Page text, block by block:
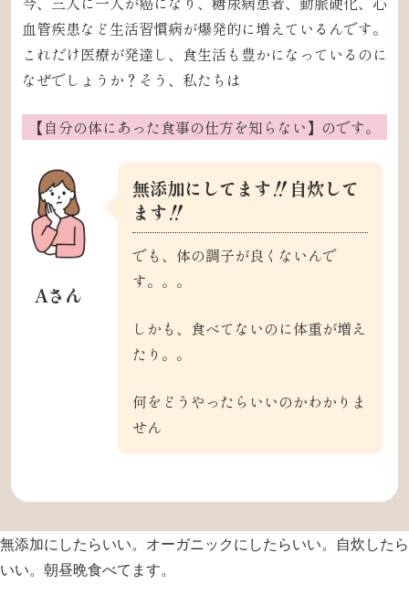
血管疾患など生活習慣病が爆発的に増えているんです。
これだけ医療が発達し、 食生活も豊かになっているのに
なぜでしょうか？ そう、私たちは
【自分の体にあった食事の仕方を知らない】のです。
Aさん
無添加にしてます‼️自炊して
ます‼️
でも、体の調子が良くないんで
す。。。
しかも、食べてないのに体重が増え
たり。。
何をどうやったらいいのかわかりま
せん
無添加にしたらいい。 オーガニックにしたらいい。
自炊したら
いい。 朝昼晩食べてます。